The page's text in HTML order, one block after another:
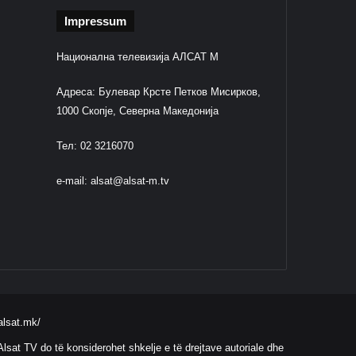
Impressum
Национална телевизија АЛСАТ М
Адреса: Булевар Крсте Петков Мисирков,
1000 Скопје, Северна Македонија
Тел: 02 3216070
e-mail: alsat@alsat-m.tv
TV do të konsiderohet shkelje e të drejtave autoriale dhe